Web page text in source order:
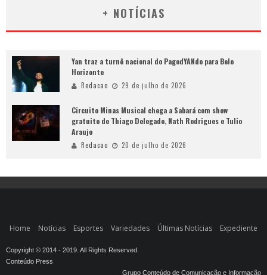
+ NOTÍCIAS
Yan traz a turnê nacional do PagodYANdo para Belo
Horizonte
Redacao 29 de julho de 2026
Circuito Minas Musical chega a Sabará com show
gratuito de Thiago Delegado, Nath Rodrigues e Tulio
Araujo
Redacao 20 de julho de 2026
Home Notícias Esportes Variedades Últimas Notícias Expediente
Copyright © 2014 - 2019. All Rights Reserved.
Conteúdo Press
Grupo Conteúdo de Comunicação e Informação